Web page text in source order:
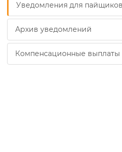
Уведомления для
Архив уведомлений
Компенсационные выплаты